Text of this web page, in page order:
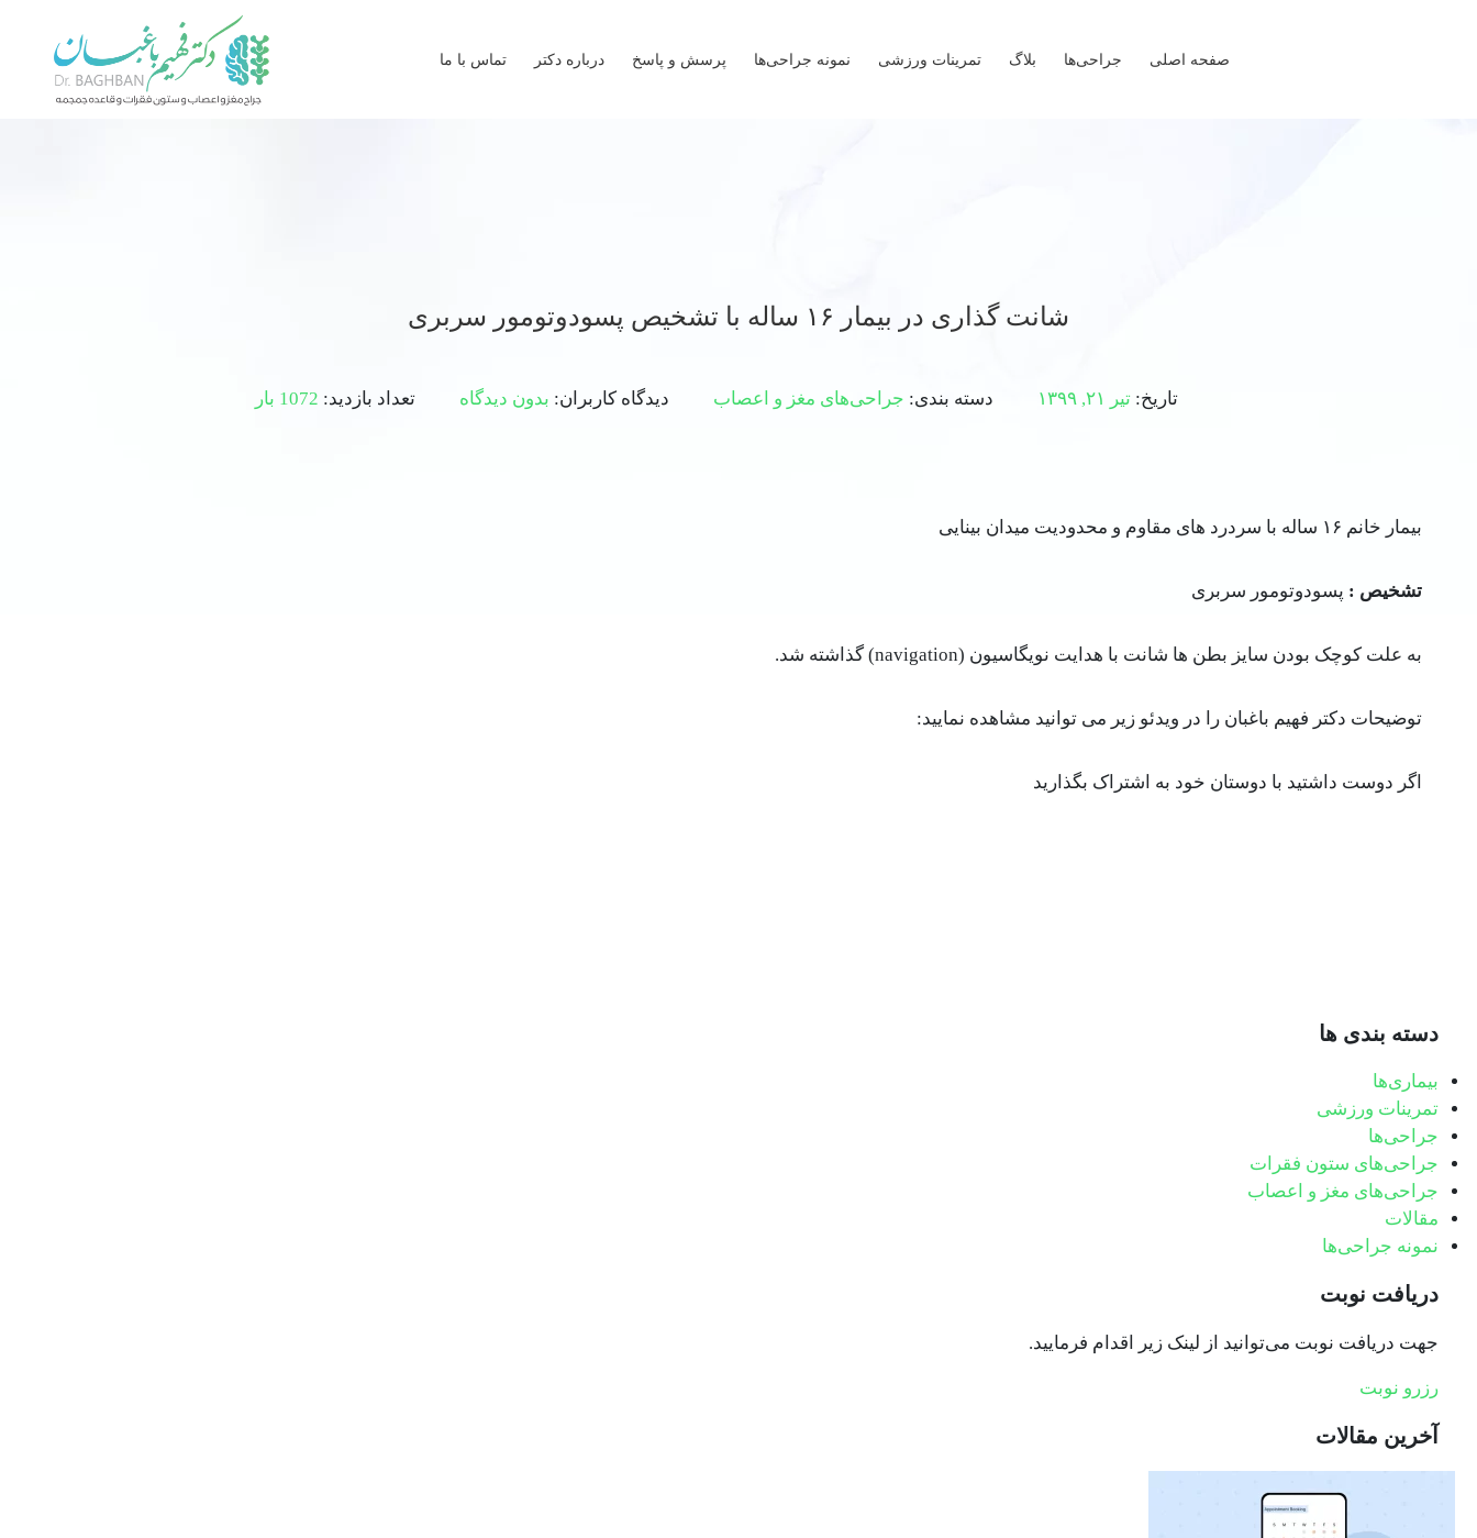
صفحه اصلی جراحی‌ها بلاگ تمرینات ورزشی نمونه جراحی‌ها پرسش و پاسخ درباره دکتر تماس با ما
شانت گذاری در بیمار ۱۶ ساله با تشخیص پسودوتومور سربری
تاریخ: تیر ۲۱, ۱۳۹۹ دسته بندی: جراحی‌های مغز و اعصاب دیدگاه کاربران: بدون دیدگاه تعداد بازدید: 1072 بار
بیمار خانم ۱۶ ساله با سردرد های مقاوم و محدودیت میدان بینایی
تشخیص : پسودوتومور سربری
به علت کوچک بودن سایز بطن ها شانت با هدایت نویگاسیون (navigation) گذاشته شد.
توضیحات دکتر فهیم باغبان را در ویدئو زیر می توانید مشاهده نمایید:
اگر دوست داشتید با دوستان خود به اشتراک بگذارید
دسته بندی ها
بیماری‌ها
تمرینات ورزشی
جراحی‌ها
جراحی‌های ستون فقرات
جراحی‌های مغز و اعصاب
مقالات
نمونه جراحی‌ها
دریافت نوبت
جهت دریافت نوبت می‌توانید از لینک زیر اقدام فرمایید.
رزرو نوبت
آخرین مقالات